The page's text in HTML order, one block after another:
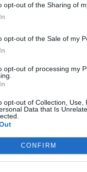
opt-out of the Sharing of
opt-out of the Sale of my
opt-out of processing my
opt-out of Collection,
Data that Is
CONFIRM
Alexandre de
dreapta